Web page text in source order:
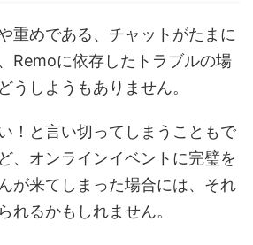
重めである、チャットがたまに
Remoに依存したトラブルの場
うしようもありません。
！と言い切ってしまうこともで
、オンラインイベントに完璧を
が来てしまった場合には、それ
れるかもしれません。